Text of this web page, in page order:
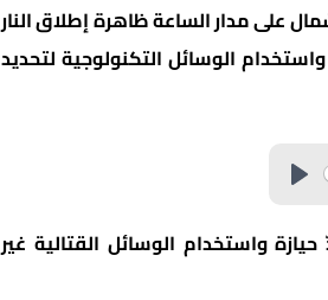
على مدار الساعة ظاهرة إطلاق النار
الوسائل التكنولوجية لتحديد
ضدّ حيازة واستخدام الوسائل القتالية غير